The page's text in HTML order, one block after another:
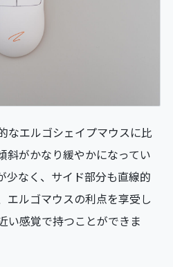
なエルゴシェイプマウスに比
斜がかなり緩やかになってい
少なく、サイド部分も直線的
エルゴマウスの利点を享受し
い感覚で持つことができま